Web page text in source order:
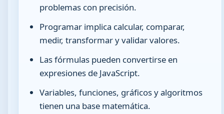
problemas con precisión.
Programar implica calcular, comparar,
medir, transformar y validar valores.
Las fórmulas pueden convertirse en
expresiones de JavaScript.
Variables, funciones, gráficos y algoritmos
tienen una base matemática.